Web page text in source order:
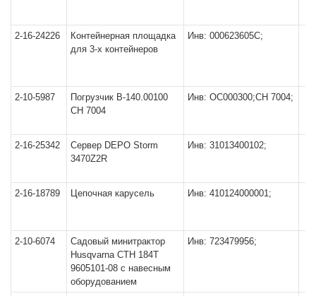
2-16-24226
Контейнерная площадка
для 3-х контейнеров
Инв: 000623605С;
2-10-5987
Погрузчик В-140.00100
СН 7004
Инв: ОС000300;СН 7004;
2-16-25342
Сервер DEPO Storm
3470Z2R
Инв: 31013400102;
2-16-18789 Цепочная карусель Инв: 410124000001;
2-10-6074
Садовый минитрактор
Husqvarna СТН 184Т
9605101-08 с навесным
оборудованием
Инв: 723479956;